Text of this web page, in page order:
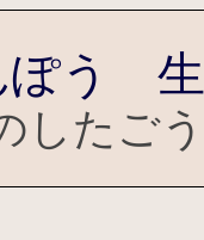
ぽう
したご